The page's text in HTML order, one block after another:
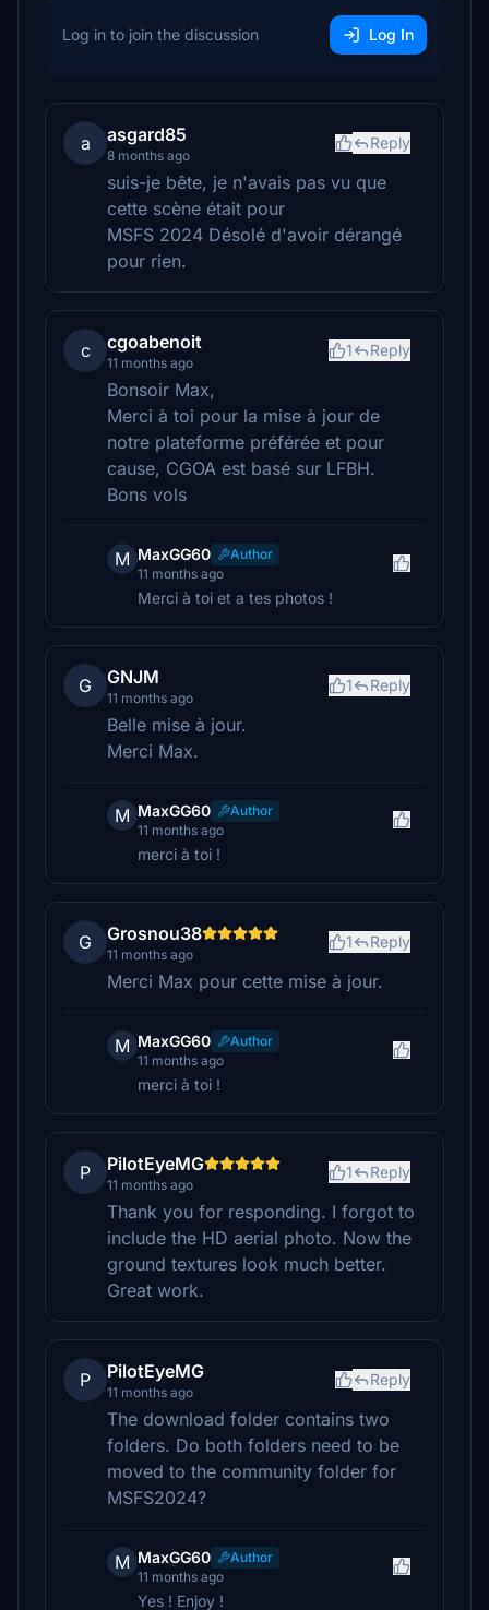
Log in to join the discussion Log In
a asgard85
8 months ago
Reply
suis-je bête, je n'avais pas vu que
cette scène était pour
MSFS 2024 Désolé d'avoir dérangé
pour rien.
c cgoabenoit
11 months ago
1 Reply
Bonsoir Max,
Merci à toi pour la mise à jour de
notre plateforme préférée et pour
cause, CGOA est basé sur LFBH.
Bons vols
M MaxGG60
Author
11 months ago
Merci à toi et a tes photos !
G GNJM
11 months ago
1 Reply
Belle mise à jour.
Merci Max.
M MaxGG60
Author
11 months ago
merci à toi !
G Grosnou38
11 months ago
1 Reply
Merci Max pour cette mise à jour.
M MaxGG60
Author
11 months ago
merci à toi !
P PilotEyeMG
11 months ago
1 Reply
Thank you for responding. I forgot to
include the HD aerial photo. Now the
ground textures look much better.
Great work.
P PilotEyeMG
11 months ago
Reply
The download folder contains two
folders. Do both folders need to be
moved to the community folder for
MSFS2024?
M MaxGG60
Author
11 months ago
Yes ! Enjoy !